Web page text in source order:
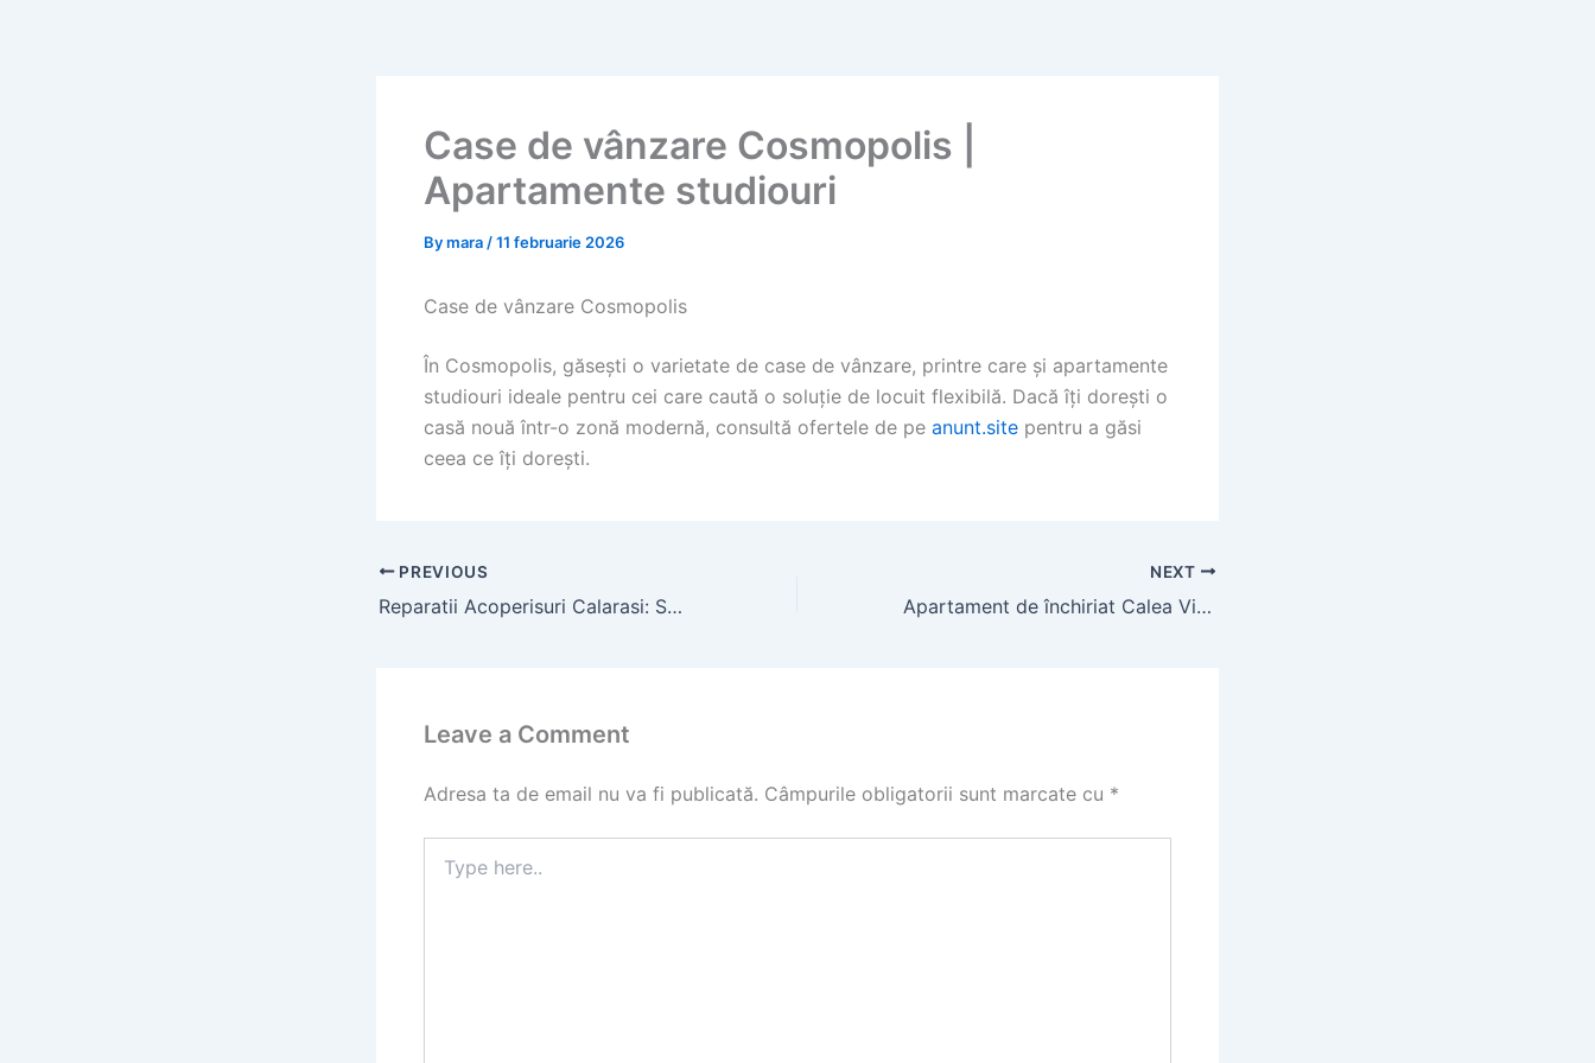
Case de vânzare Cosmopolis |
Apartamente studiouri
Bymara /11 februarie 2026
Case de vânzare Cosmopolis
În Cosmopolis, găsești o varietate de case de vânzare, printre care și apartamente
studiouri ideale pentru cei care caută o soluție de locuit flexibilă. Dacă îți dorești o
casă nouă într-o zonă modernă, consultă ofertele de pe anunt.site pentru a găsi
ceea ce îți dorești.
PREVIOUS
Reparatii Acoperisuri Calarasi: Solutii pentru Igrasie si Infiltratii
NEXT
Apartament de închiriat Calea Victoriei | Studiouri disponibile
Leave a Comment
Adresa ta de email nu va fi publicată. Câmpurile obligatorii sunt marcate cu *
here..